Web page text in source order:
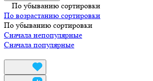
По убыванию сортировки
По возрастанию сортировки
По убыванию сортировки
Сначала непопулярные
Сначала популярные